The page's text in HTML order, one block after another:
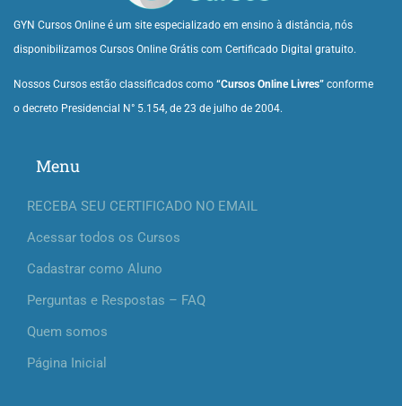
GYN Cursos Online é um site especializado em ensino à distância, nós
disponibilizamos Cursos Online Grátis com Certificado Digital gratuito.
Nossos Cursos estão classificados como “Cursos Online Livres” conforme
o decreto Presidencial N° 5.154, de 23 de julho de 2004.
Menu
RECEBA SEU CERTIFICADO NO EMAIL
Acessar todos os Cursos
Cadastrar como Aluno
Perguntas e Respostas – FAQ
Quem somos
Página Inicial